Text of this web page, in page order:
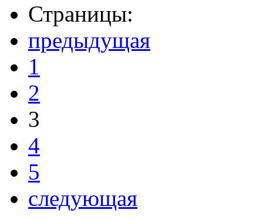
Страницы:
предыдущая
1
2
3
4
5
следующая